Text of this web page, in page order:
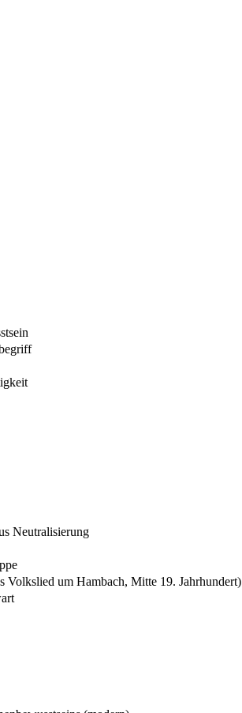
Neutralisierung
Volkslied um Hambach, Mitte 19. Jahrhundert)